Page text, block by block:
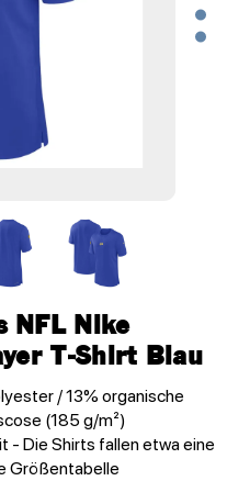
NFL Nike
T-Shirt Blau
/ 13% organische
(185 g/m²)
- Die Shirts fallen etwa eine
Größentabelle